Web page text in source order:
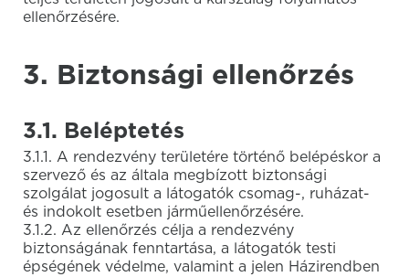
ellenőrzésére.
3. Biztonsági ellenőrzés
3.1. Beléptetés
3.1.1. A rendezvény területére történő belépéskor a
szervező és az általa megbízott biztonsági
szolgálat jogosult a látogatók csomag-, ruházat-
és indokolt esetben járműellenőrzésére.
3.1.2. Az ellenőrzés célja a rendezvény
biztonságának fenntartása, a látogatók testi
épségének védelme, valamint a jelen Házirendben